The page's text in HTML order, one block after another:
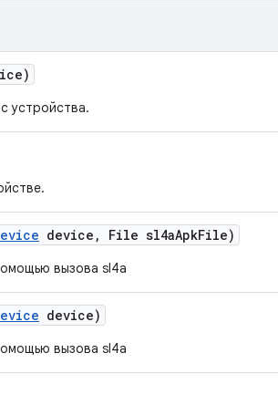
устройства.
device , File sl4aApkFile)
вызова sl4a
device)
вызова sl4a